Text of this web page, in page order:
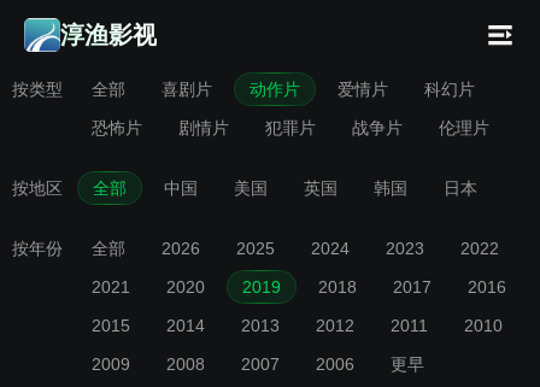
淳渔影视
按类型 全部 喜剧片 动作片 爱情片
科幻片
恐怖片
剧情片 犯罪片 战争片 伦理片
按地区 全部 中国 美国 英国 韩国 日本
按年份 全部 2026 2025 2024 2023
2022
2021
2020 2019 2018 2017
2016
2015
2014 2013 2012 2011
2010
2009
2008 2007 2006 更早